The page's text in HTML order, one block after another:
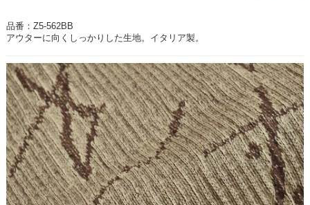
品番：Z5-562BB
アウターに向くしっかりした生地。イタリア製。